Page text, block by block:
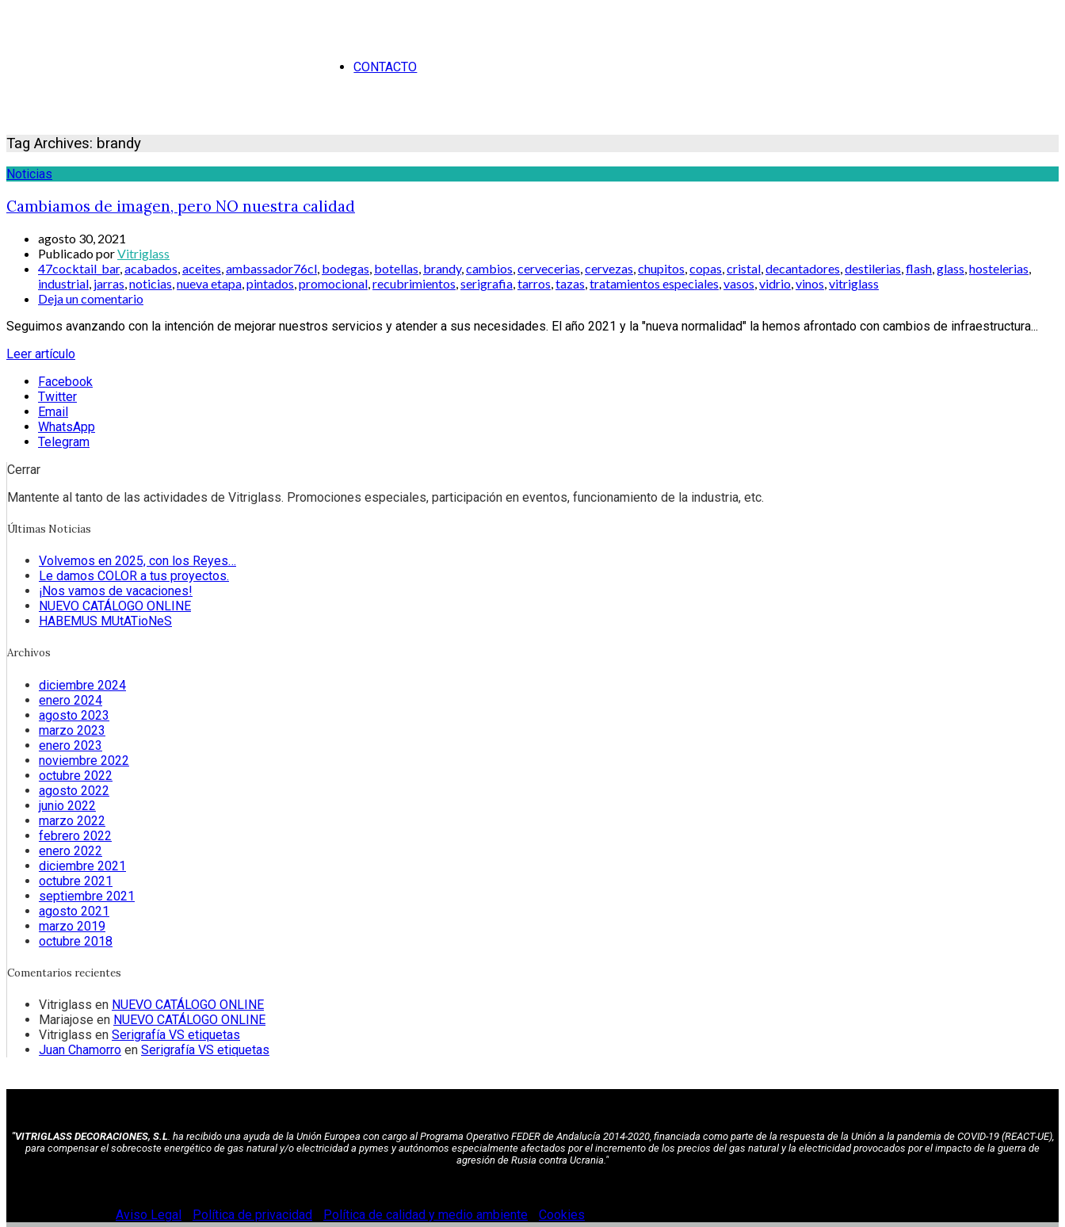
CONTACTO
Tag Archives: brandy
Noticias
Cambiamos de imagen, pero NO nuestra calidad
agosto 30, 2021
Publicado porVitriglass
47cocktail_bar,acabados,aceites,ambassador76cl, bodegas, botellas, brandy,cambios,cervecerias,cervezas,chupitos,copas,cristal,decantadores,destilerias,flash,glass,hostelerias,
industrial, jarras,noticias,nueva etapa,pintados,promocional,recubrimientos,serigrafia,tarros,tazas,tratamientos especiales,vasos,vidrio,vinos,vitriglass
Deja un comentario
Seguimos avanzando con la intención de mejorar nuestros servicios y atender a sus necesidades. El año 2021 y la "nueva normalidad" la hemos afrontado con cambios de infraestructura...
Leer artículo
Facebook
Twitter
Email
WhatsApp
Telegram
Cerrar
Mantente al tanto de las actividades de Vitriglass. Promociones especiales, participación en eventos, funcionamiento de la industria, etc.
Últimas Noticias
Volvemos en 2025, con los Reyes…
Le damos COLOR a tus proyectos.
¡Nos vamos de vacaciones!
NUEVO CATÁLOGO ONLINE
HABEMUS MUtATioNeS
Archivos
diciembre 2024
enero 2024
agosto 2023
marzo 2023
enero 2023
noviembre 2022
octubre 2022
agosto 2022
junio 2022
marzo 2022
febrero 2022
enero 2022
diciembre 2021
octubre 2021
septiembre 2021
agosto 2021
marzo 2019
octubre 2018
Comentarios recientes
Vitriglass en NUEVO CATÁLOGO ONLINE
Mariajose en NUEVO CATÁLOGO ONLINE
Vitriglass en Serigrafía VS etiquetas
Juan Chamorro en Serigrafía VS etiquetas
"VITRIGLASS DECORACIONES, S.L . ha recibido una ayuda de la Unión Europea con cargo al Programa Operativo FEDER de Andalucía 2014-2020, financiada como parte de la respuesta de la Unión a la pandemia de COVID-19 (REACT-UE),
para compensar el sobrecoste energético de gas natural y/o electricidad a pymes y autónomos especialmente afectados por el incremento de los precios del gas natural y la electricidad provocados por el impacto de la guerra de
agresión de Rusia contra Ucrania."
Aviso Legal Política de privacidad Política de calidad y medio ambiente Cookies